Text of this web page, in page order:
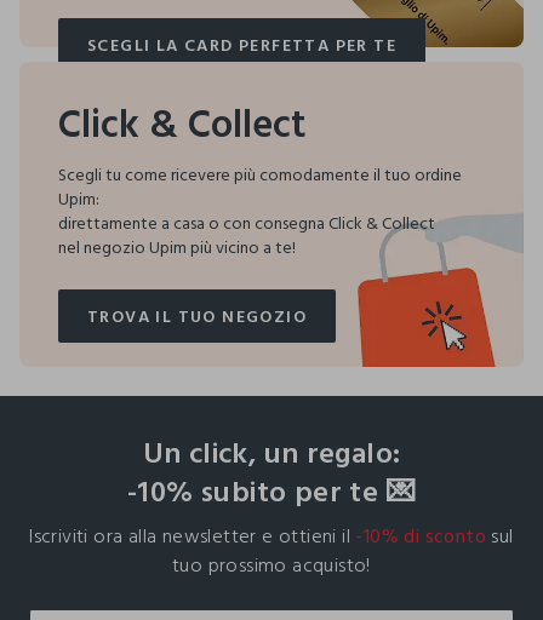
SCEGLI LA CARD PERFETTA PER TE
SCEGLI LA CARD PERFETTA PER TE
Click & Collect
Scegli tu come ricevere più comodamente il tuo ordine
Upim:
direttamente a casa o con consegna Click & Collect
nel negozio Upim più vicino a te!
TROVA IL TUO NEGOZIO
TROVA IL TUO NEGOZIO
Un click, un regalo:
-10% subito per te 💌
Iscriviti ora alla newsletter e ottieni il -10% di sconto sul
tuo prossimo acquisto!